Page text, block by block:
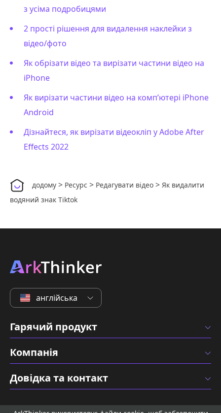
з усіма подробицями
2 прості рішення для видалення наклейки з
відео/фото
Як обрізати відео та вирізати частини відео на
iPhone
Як вирізати частини відео на комп’ютері iPhone
Android
Дізнайтеся, як вирізати відеокліп у Adobe After
Effects 2022
додому > Ресурс > Редагувати відео > Як видалити
водяний знак Tiktok
англійська
Гарячий продукт
Компанія
Довідка та контакт